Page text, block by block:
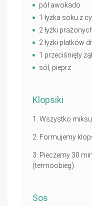
pół awokado
1 łyżka soku z
2 łyżki
2 łyżki płatków
1 przeciśnięty
sól, pieprz
Klopsiki
Wszystko
Formujemy
Pieczemy 30
(termoobieg).
Sos